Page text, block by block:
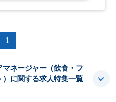
1
マネージャー（飲食・フ
に関する求人特集一覧